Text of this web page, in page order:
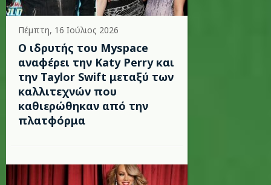
Πέμπτη, 16 Ιούλιος 2026
Ο ιδρυτής του Myspace
αναφέρει την Katy Perry και
την Taylor Swift μεταξύ των
καλλιτεχνών που
καθιερώθηκαν από την
πλατφόρμα